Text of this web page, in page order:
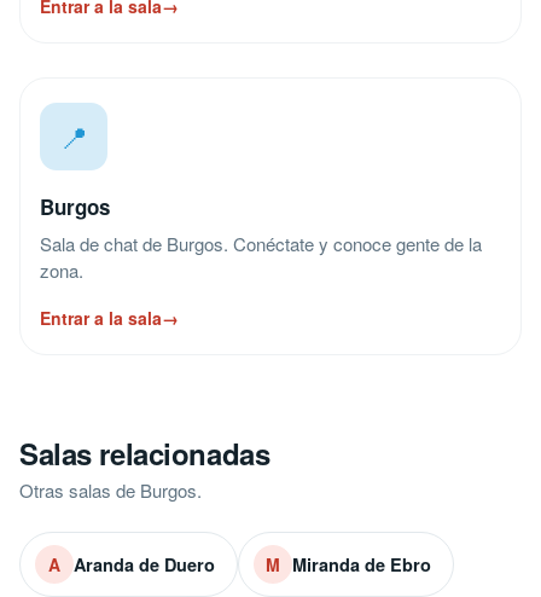
Entrar a la sala→
📍
Burgos
Sala de chat de Burgos. Conéctate y conoce gente de la
zona.
Entrar a la sala→
Salas relacionadas
Otras salas de Burgos.
A Aranda de Duero M Miranda de Ebro